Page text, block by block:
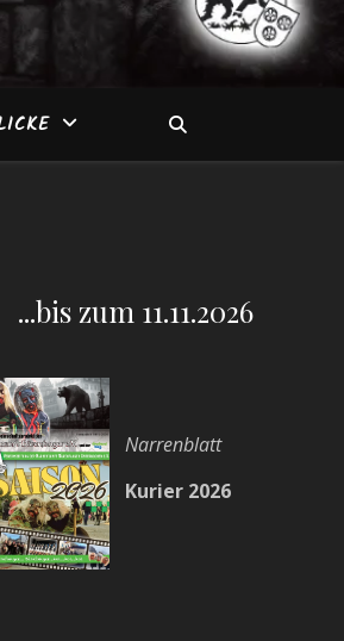
...bis zum 11.11.2026
Narrenblatt
Kurier 2026